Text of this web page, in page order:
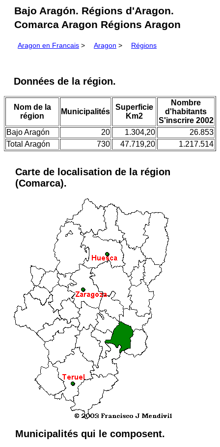
Bajo Aragón. Régions d'Aragon.
Comarca Aragon Régions Aragon
Aragon en Francais > Aragon > Régions
Données de la région.
Nom de la
région
Municipalités
Superficie
Km2
Nombre
d'habitants
S'inscrire 2002
Bajo Aragón
20 1.304,20
26.853
Total Aragón
730 47.719,20 1.217.514
Carte de localisation de la région
(Comarca).
Municipalités qui le composent.